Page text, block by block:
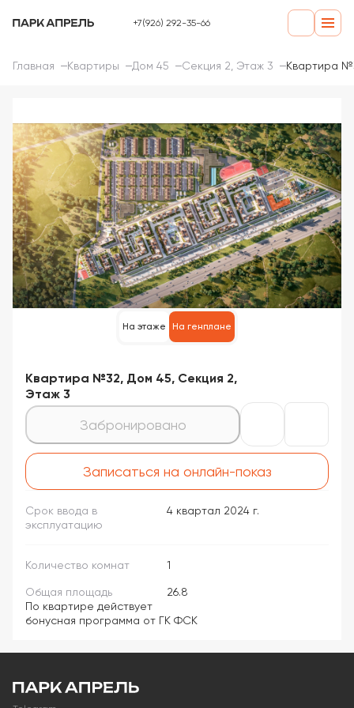
+7(926) 292-35-66
Главная Квартиры Дом 45 Секция 2, Этаж 3 Квартира
На этаже На генплане
Квартира №32, Дом 45, Секция 2,
Этаж 3
Забронировано
Записаться на онлайн-показ
Срок ввода в
эксплуатацию
4 квартал 2024 г.
Количество комнат 1
Общая площадь
26.8
По квартире действует
бонусная программа от ГК ФСК